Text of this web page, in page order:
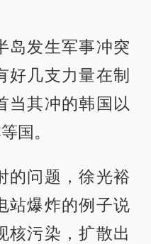
岛发生军事冲突
好几支力量在制
当其冲的韩国以
国。
的问题，徐光裕
站爆炸的例子说
核污染，扩散出